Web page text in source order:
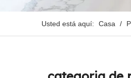
Usted está aquí: Casa /